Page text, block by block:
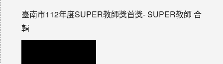
臺南市112年度SUPER教師獎首獎- SUPER教師 合
輯